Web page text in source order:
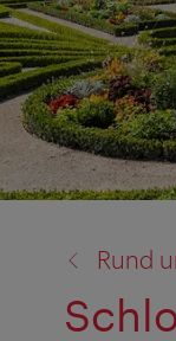
Rund